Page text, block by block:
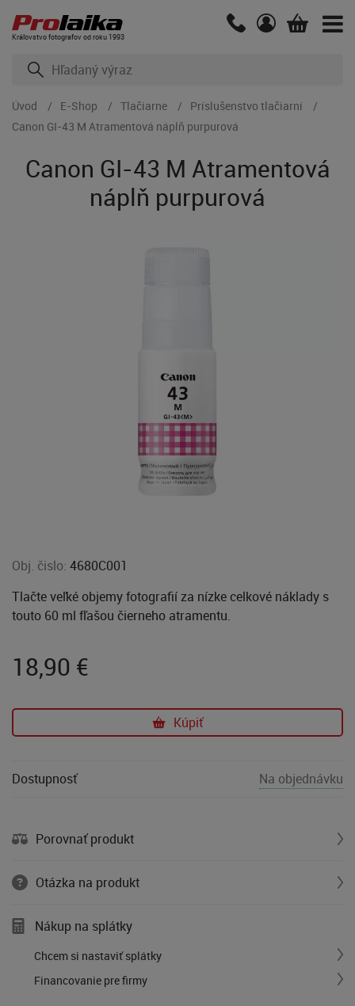
Kráľovstvo fotografov od roku 1993
Úvod E-Shop Tlačiarne
Príslušenstvo tlačiarní
Canon GI-43 M Atramentová náplň purpurová
Canon GI-43 M Atramentová
náplň purpurová
Obj. čislo: 4680C001
Tlačte veľké objemy fotografií za nízke celkové náklady s
touto 60 ml fľašou čierneho atramentu.
18,90 €
Kúpiť
Dostupnosť Na objednávku
Porovnať produkt
Otázka na produkt
Nákup na splátky
Chcem si nastaviť splátky
Financovanie pre firmy